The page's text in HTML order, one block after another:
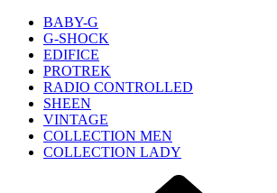
BABY-G
G-SHOCK
EDIFICE
PROTREK
RADIO CONTROLLED
SHEEN
VINTAGE
COLLECTION MEN
COLLECTION LADY